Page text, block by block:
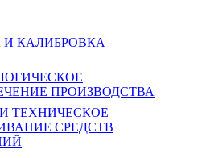
И КАЛИБРОВКА
ПРОИЗВОДСТВА
ТЕХНИЧЕСКОЕ
СРЕДСТВ